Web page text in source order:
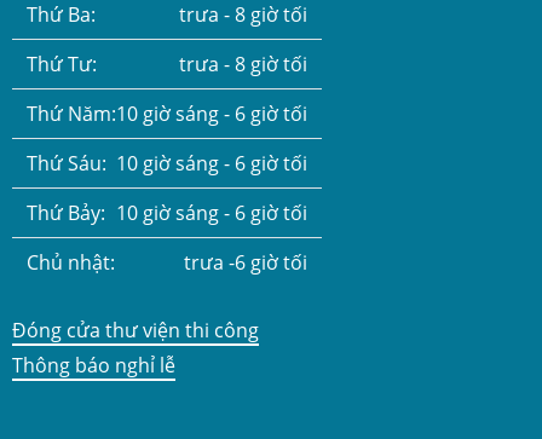
Thứ Ba:
trưa - 8 giờ tối
Thứ Tư:
trưa - 8 giờ tối
Thứ Năm:10 giờ sáng - 6 giờ tối
Thứ Sáu: 10 giờ sáng - 6 giờ tối
Thứ Bảy: 10 giờ sáng - 6 giờ tối
Chủ nhật:
trưa -6 giờ tối
Đóng cửa thư viện thi công
Thông báo nghỉ lễ